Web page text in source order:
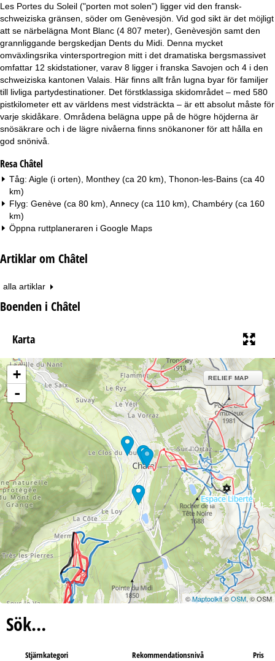
Les Portes du Soleil ("porten mot solen") ligger vid den fransk-
schweiziska gränsen, söder om Genèvesjön. Vid god sikt är det möjligt
att se närbelägna Mont Blanc (4 807 meter), Genèvesjön samt den
grannliggande bergskedjan Dents du Midi. Denna mycket
omväxlingsrika vintersportregion mitt i det dramatiska bergsmassivet
omfattar 12 skidstationer, varav 8 ligger i franska Savojen och 4 i den
schweiziska kantonen Valais. Här finns allt från lugna byar för familjer
till livliga partydestinationer. Det förstklassiga skidområdet – med 580
pistkilometer ett av världens mest vidsträckta – är ett absolut måste för
varje skidåkare. Områdena belägna uppe på de högre höjderna är
snösäkrare och i de lägre nivåerna finns snökanoner för att hålla en
god snönivå.
Resa Châtel
Tåg: Aigle (i orten), Monthey (ca 20 km), Thonon-les-Bains (ca 40
km)
Flyg: Genève (ca 80 km), Annecy (ca 110 km), Chambéry (ca 160
km)
Öppna ruttplaneraren i Google Maps
Artiklar om Châtel
alla artiklar
Boenden i Châtel
Karta
+
-
RELIEF MAP
©Maptoolkit©OSM, © OSM
Sök…
Stjärnkategori Rekommendationsnivå Pris